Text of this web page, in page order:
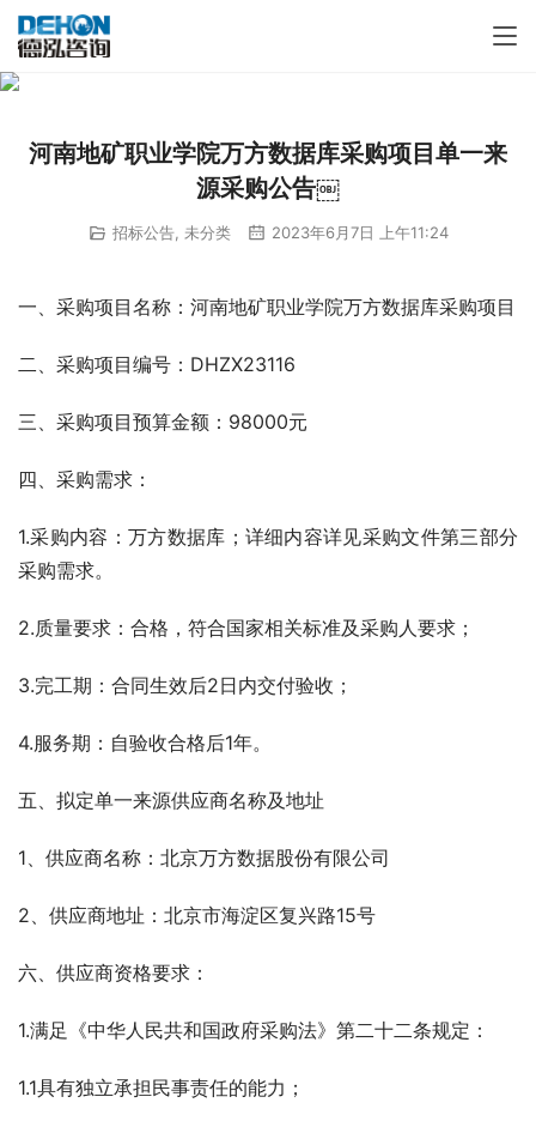
河南地矿职业学院万方数据库采购项目单一来
源采购公告￼
招标公告, 未分类 2023年6月7日 上午11:24
一、采购项目名称：河南地矿职业学院万方数据库采购项目
二、采购项目编号：DHZX23116
三、采购项目预算金额：98000元
四、采购需求：
1.采购内容：万方数据库；详细内容详见采购文件第三部分
采购需求。
2.质量要求：合格，符合国家相关标准及采购人要求；
3.完工期：合同生效后2日内交付验收；
4.服务期：自验收合格后1年。
五、拟定单一来源供应商名称及地址
1、供应商名称：北京万方数据股份有限公司
2、供应商地址：北京市海淀区复兴路15号
六、供应商资格要求：
1.满足《中华人民共和国政府采购法》第二十二条规定：
1.1具有独立承担民事责任的能力；